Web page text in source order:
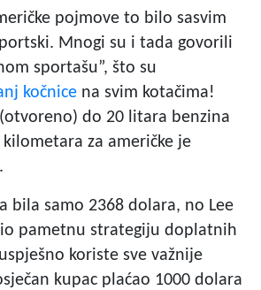
pojmove to bilo sasvim
Mnogi su i tada govorili
sportašu”, što su
kočnice na svim kotačima!
do 20 litara benzina
za američke je
bila samo 2368 dolara, no Lee
pametnu strategiju doplatnih
koriste sve važnije
kupac plaćao 1000 dolara